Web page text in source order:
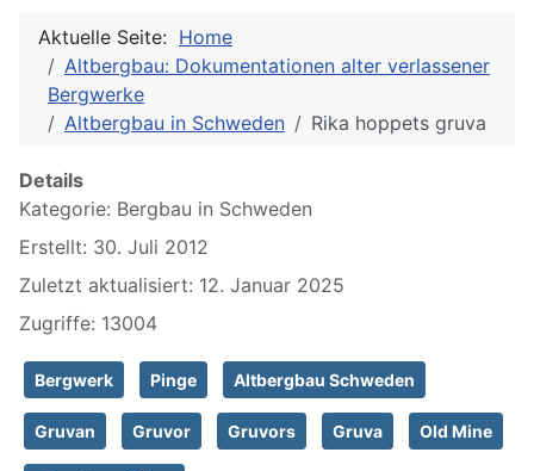
Aktuelle Seite: Home
Altbergbau: Dokumentationen alter verlassener
Bergwerke
Altbergbau in Schweden
Rika hoppets gruva
Details
Kategorie: Bergbau in Schweden
Erstellt: 30. Juli 2012
Zuletzt aktualisiert: 12. Januar 2025
Zugriffe: 13004
Bergwerk Pinge Altbergbau Schweden
Gruvan Gruvor Gruvors Gruva Old Mine